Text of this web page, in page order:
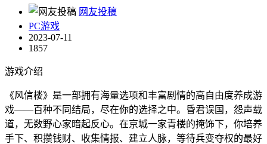
网友投稿
PC游戏
2023-07-11
1857
游戏介绍
《风信楼》是一部拥有海量选项和丰富剧情的高自由度养成游
戏——百种不同结局，尽在你的选择之中。昏君误国，怨声载
道，无数野心家暗起反心。在京城一家青楼的掩饰下，你培养
手下、积攒钱财、收集情报、建立人脉，等待兵变夺权的最好